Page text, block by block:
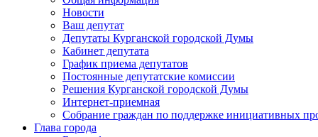
Новости
Ваш депутат
Депутаты Курганской городской Думы
Кабинет депутата
График приема депутатов
Постоянные депутатские комиссии
Решения Курганской городской Думы
Интернет-приемная
Собрание граждан по поддержке инициативных
Глава города